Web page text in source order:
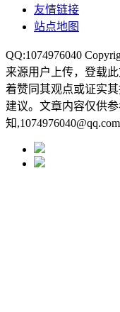
友情链接
站点地图
QQ:1074976040
来源用户上传，登载
着赞同其观点或证实
建议。文章内容仅供
知